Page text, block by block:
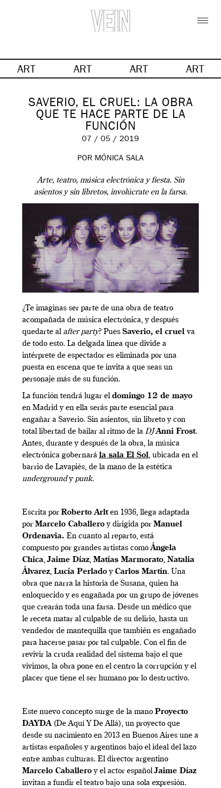
ART ART ART ART
SAVERIO, EL CRUEL: LA OBRA
QUE TE HACE PARTE DE LA
FUNCIÓN
07 / 05 / 2019
POR MÓNICA SALA
Arte, teatro, música electrónica y fiesta. Sin
asientos y sin libretos, involúcrate en la farsa.
¿Te imaginas ser parte de una obra de teatro
acompañada de música electrónica, y después
quedarte al after party? Pues Saverio, el cruelva
de todo esto. La delgada línea que divide a
intérprete de espectador es eliminada por una
puesta en escena que te invita a que seas un
personaje más de su función.
La función tendrá lugar el domingo 12 de mayo
en Madrid y en ella serás parte esencial para
engañar a Saverio. Sin asientos, sin libreto y con
total libertad de bailar al ritmo de la DJ Anni Frost.
Antes, durante y después de la obra, la música
electrónica gobernará la sala El Sol, ubicada en el
barrio de Lavapiés, de la mano de la estética
undergroundy punk.
Escrita porRoberto Arlten 1936, llega adaptada
porMarcelo Caballeroy dirigida porManuel
Ordenavia. En cuanto al reparto, está
compuesto por grandes artistas comoÁngela
Chica,Jaime Díaz, Matías Marmorato, Natalia
Álvarez, Lucía PerladoyCarlos Martín. Una
obra que narra la historia de Susana, quien ha
enloquecido y es engañada por un grupo de jóvenes
que crearán toda una farsa. Desde un médico que
le receta matar al culpable de su delirio, hasta un
vendedor de mantequilla que también es engañado
para hacerse pasar por tal culpable. Con el fin de
revivir la cruda realidad del sistema bajo el que
vivimos, la obra pone en el centro la corrupción y el
placer que tiene el ser humano por lo destructivo.
Este nuevo concepto surge de la mano Proyecto
DAYDA(De Aquí Y De Allá), un proyecto que
desde su nacimiento en 2013 en Buenos Aires une a
artistas españoles y argentinos bajo el ideal del lazo
entre ambas culturas. El director argentino
Marcelo Caballeroy el actor españolJaime Díaz
invitan a fundir el teatro bajo una sola expresión.